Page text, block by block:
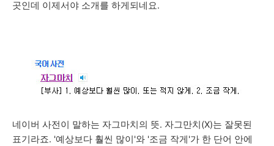
곳인데 이제서야 소개를 하게되네요.
네이버 사전이 말하는 자그마치의 뜻. 자그만치(X)는 잘못된
표기라죠. '예상보다 훨씬 많이'와 '조금 작게'가 한 단어 안에